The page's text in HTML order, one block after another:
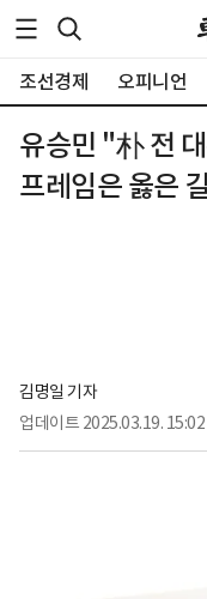
조선경제 오피니언
유승민 "朴 전
프레임은 옳은
김명일 기자
업데이트 2025.03.19. 15:02